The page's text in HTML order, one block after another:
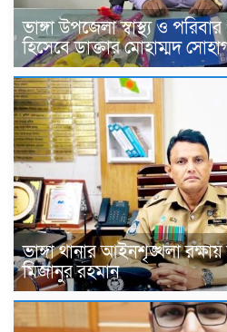
ভাঙ্গা উপজেলা স্বাস্থ্য ও
হিসেবে ডাক্তার মোহাম্মদ
ভাঙ্গা থানার আইনশৃঙ্খলা
মিজানুর রহমান